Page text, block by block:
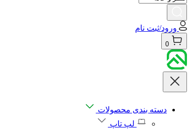
ورود/ثبت نام
0
دسته بندی محصولات
لپ تاپ